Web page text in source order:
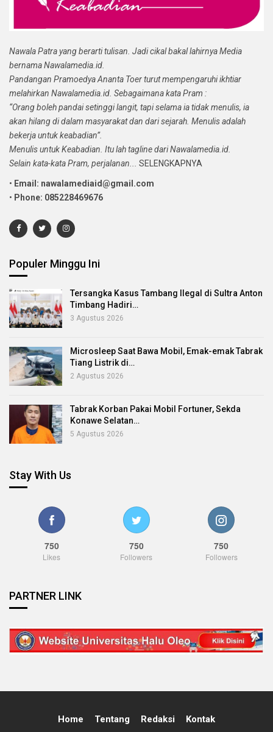
Nawala Patra yang berarti tulisan. Jadi cikal bakal lahirnya Media
bernama Nawalamedia.id.
Pandangan Pramoedya Ananta Toer turut mempengaruhi ikhtiar
melahirkan Nawalamedia.id. Sebagaimana kata Pram :
“Orang boleh pandai setinggi langit, tapi selama ia tidak menulis, ia
akan hilang di dalam masyarakat dan dari sejarah. Menulis adalah
bekerja untuk keabadian”.
Menulis untuk Keabadian. Itu lah tagline dari Nawalamedia.id.
Selain kata-kata Pram, perjalanan...
SELENGKAPNYA
• Email: nawalamediaid@gmail.com
• Phone: 085228469676
Populer Minggu Ini
Tersangka Kasus Tambang Ilegal di Sultra Anton
Timbang Hadiri…
3 Agustus 2026
Microsleep Saat Bawa Mobil, Emak-emak Tabrak
Tiang Listrik di…
2 Agustus 2026
Tabrak Korban Pakai Mobil Fortuner, Sekda
Konawe Selatan…
5 Agustus 2026
Stay With Us
750
Likes
750
Followers
750
Followers
PARTNER LINK
Home Tentang Redaksi
Kontak